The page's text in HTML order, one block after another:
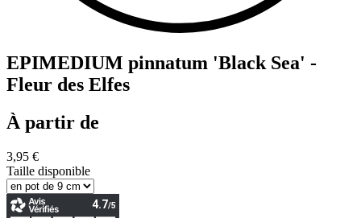
EPIMEDIUM pinnatum 'Black Sea' -
Fleur des Elfes
À partir de
3,95 €
Taille disponible